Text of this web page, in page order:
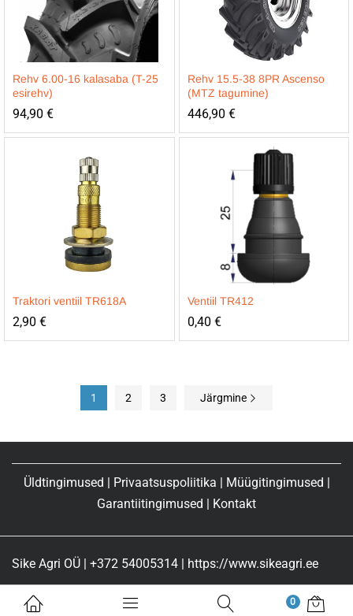
Rehv 6.00-16 kalasaba (T-25
esirehv)
94,90 €
Rehv 15.5-38 8PR Ascenso
(MTZ tagumine)
446,90 €
Traktori ventiil TR618A
2,90 €
Ventiil TR412
0,40 €
1 2 3 Järgmine
Üldtingimused Privaatsuspoliitika Müügitingimused
Garantiitingimused
Kontakt
Sike Agri OÜ | +372 54005314 | https://www.sikeagri.ee
0